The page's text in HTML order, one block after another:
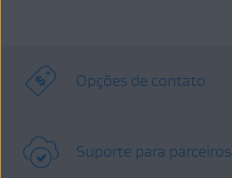
Opções de contato
Suporte para parceiros